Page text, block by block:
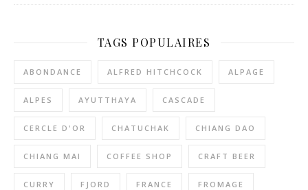
TAGS POPULAIRES
ABONDANCE ALFRED HITCHCOCK ALPAGE
ALPES AYUTTHAYA CASCADE
CERCLE D'OR CHATUCHAK CHIANG DAO
CHIANG MAI COFFEE SHOP CRAFT BEER
CURRY FJORD FRANCE FROMAGE